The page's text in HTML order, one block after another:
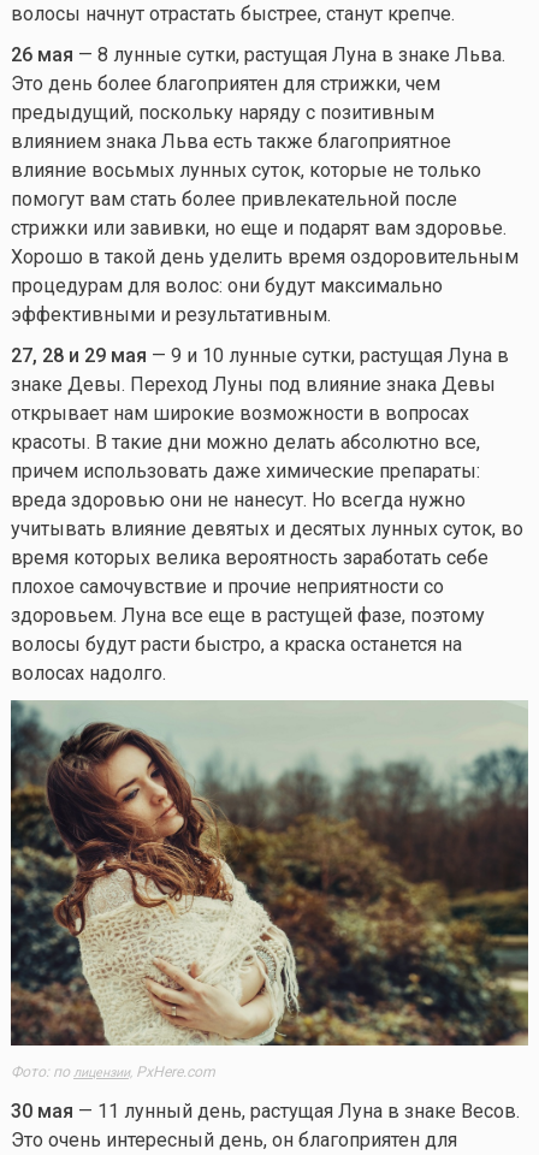
волосы начнут отрастать быстрее, станут крепче.
26 мая — 8 лунные сутки, растущая Луна в знаке Льва.
Это день более благоприятен для стрижки, чем
предыдущий, поскольку наряду с позитивным
влиянием знака Льва есть также благоприятное
влияние восьмых лунных суток, которые не только
помогут вам стать более привлекательной после
стрижки или завивки, но еще и подарят вам здоровье.
Хорошо в такой день уделить время оздоровительным
процедурам для волос: они будут максимально
эффективными и результативным.
27, 28 и 29 мая — 9 и 10 лунные сутки, растущая Луна в
знаке Девы. Переход Луны под влияние знака Девы
открывает нам широкие возможности в вопросах
красоты. В такие дни можно делать абсолютно все,
причем использовать даже химические препараты:
вреда здоровью они не нанесут. Но всегда нужно
учитывать влияние девятых и десятых лунных суток, во
время которых велика вероятность заработать себе
плохое самочувствие и прочие неприятности со
здоровьем. Луна все еще в растущей фазе, поэтому
волосы будут расти быстро, а краска останется на
волосах надолго.
Фото: по лицензии, PxHere.com
30 мая — 11 лунный день, растущая Луна в знаке Весов.
Это очень интересный день, он благоприятен для